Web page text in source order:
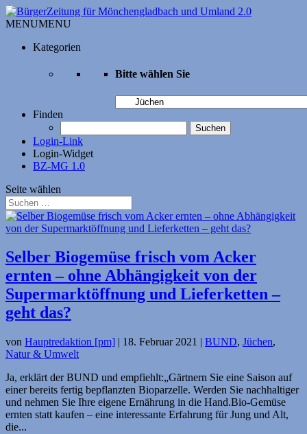
MENUMENU
Kategorien
Bitte wählen Sie
Sie
Finden
nach:
Login-Link
Login-Widget
BZ-MG 1.0
Seite wählen
Selber Biogemüse frisch vom Acker
ernten – ohne Abhängigkeit von der
Supermarktöffnung und Liefer­ketten –
geht das?
von Hauptredaktion [pm] | 18. Februar 2021 | BUND, Jüchen,
Natur & Umwelt
Ja, erklärt der BUND und empfiehlt:„Gärtnern Sie eine Saison auf
einer bereits fertig bepflanzten Bioparzelle. Werden Sie nachhaltiger
und nehmen Sie Ihre eigene Ernährung in die Hand.Bio-Gemüse
ernten statt kaufen – eine interessante Erfahrung für Jung und Alt,
die...